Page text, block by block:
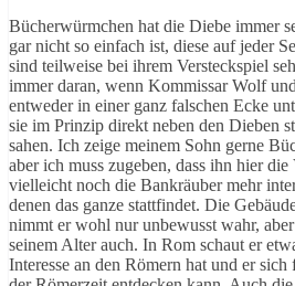
Bücherwürmchen hat die Diebe immer
gar nicht so einfach ist, diese auf jeder
sind teilweise bei ihrem Versteckspiel
immer daran, wenn Kommissar Wolf
entweder in einer ganz falschen Ecke
sie im Prinzip direkt neben den Dieben
sahen. Ich zeige meinem Sohn gerne
aber ich muss zugeben, dass ihn hier
vielleicht noch die Bankräuber mehr
denen das ganze stattfindet. Die
nimmt er wohl nur unbewusst wahr,
seinem Alter auch. In Rom schaut er
Interesse an den Römern hat und er